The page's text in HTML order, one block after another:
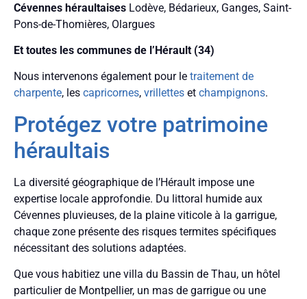
Cévennes héraultaises Lodève, Bédarieux, Ganges, Saint-
Pons-de-Thomières, Olargues
Et toutes les communes de l’Hérault (34)
Nous intervenons également pour le traitement de
charpente, les capricornes, vrillettes et champignons.
Protégez votre patrimoine
héraultais
La diversité géographique de l’Hérault impose une
expertise locale approfondie. Du littoral humide aux
Cévennes pluvieuses, de la plaine viticole à la garrigue,
chaque zone présente des risques termites spécifiques
nécessitant des solutions adaptées.
Que vous habitiez une villa du Bassin de Thau, un hôtel
particulier de Montpellier, un mas de garrigue ou une